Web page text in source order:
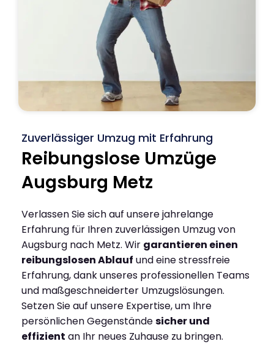
Zuverlässiger Umzug mit Erfahrung
Reibungslose Umzüge
Augsburg Metz
Verlassen Sie sich auf unsere jahrelange
Erfahrung für Ihren zuverlässigen Umzug von
Augsburg nach Metz. Wir garantieren einen
reibungslosen Ablauf und eine stressfreie
Erfahrung, dank unseres professionellen Teams
und maßgeschneiderter Umzugslösungen.
Setzen Sie auf unsere Expertise, um Ihre
persönlichen Gegenständesicher und
effizient an Ihr neues Zuhause zu bringen.